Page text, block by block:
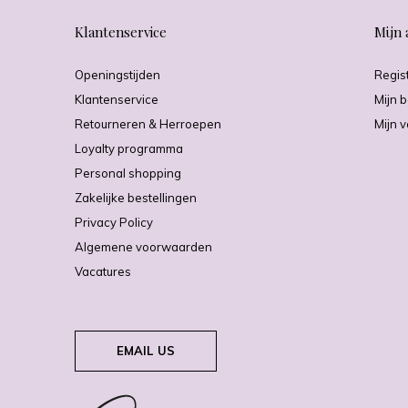
Klantenservice
Openingstijden
Klantenservice
Retourneren & Herroepen
Loyalty programma
Personal shopping
Zakelijke bestellingen
Privacy Policy
Algemene voorwaarden
Vacatures
Mijn
Mijn
Mijn
EMAIL US